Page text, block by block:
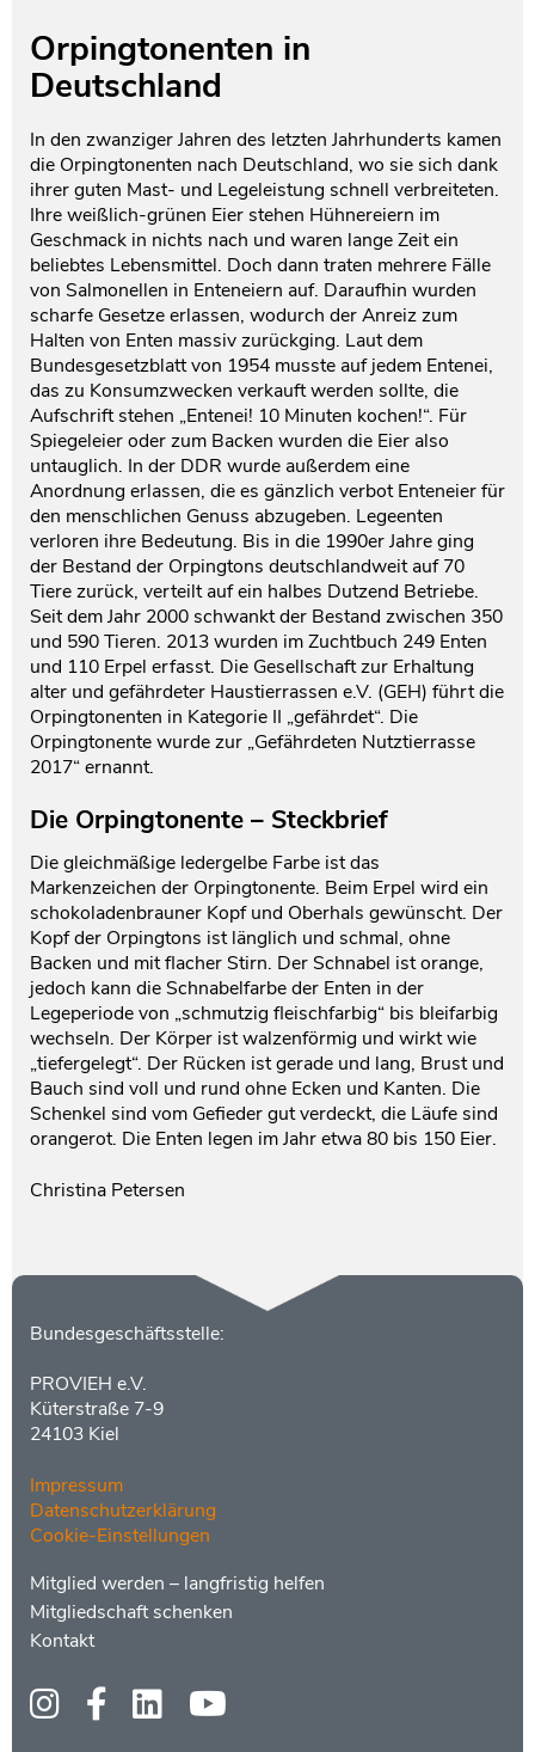
Orpingtonenten in
Deutschland
In den zwanziger Jahren des letzten Jahrhunderts kamen
die Orpingtonenten nach Deutschland, wo sie sich dank
ihrer guten Mast- und Legeleistung schnell verbreiteten.
Ihre weißlich-grünen Eier stehen Hühnereiern im
Geschmack in nichts nach und waren lange Zeit ein
beliebtes Lebensmittel. Doch dann traten mehrere Fälle
von Salmonellen in Enteneiern auf. Daraufhin wurden
scharfe Gesetze erlassen, wodurch der Anreiz zum
Halten von Enten massiv zurückging. Laut dem
Bundesgesetzblatt von 1954 musste auf jedem Entenei,
das zu Konsumzwecken verkauft werden sollte, die
Aufschrift stehen „Entenei! 10 Minuten kochen!“. Für
Spiegeleier oder zum Backen wurden die Eier also
untauglich. In der DDR wurde außerdem eine
Anordnung erlassen, die es gänzlich verbot Enteneier für
den menschlichen Genuss abzugeben. Legeenten
verloren ihre Bedeutung. Bis in die 1990er Jahre ging
der Bestand der Orpingtons deutschlandweit auf 70
Tiere zurück, verteilt auf ein halbes Dutzend Betriebe.
Seit dem Jahr 2000 schwankt der Bestand zwischen 350
und 590 Tieren. 2013 wurden im Zuchtbuch 249 Enten
und 110 Erpel erfasst. Die Gesellschaft zur Erhaltung
alter und gefährdeter Haustierrassen e.V. (GEH) führt die
Orpingtonenten in Kategorie II „gefährdet“. Die
Orpingtonente wurde zur „Gefährdeten Nutztierrasse
2017“ ernannt.
Die Orpingtonente – Steckbrief
Die gleichmäßige ledergelbe Farbe ist das
Markenzeichen der Orpingtonente. Beim Erpel wird ein
schokoladenbrauner Kopf und Oberhals gewünscht. Der
Kopf der Orpingtons ist länglich und schmal, ohne
Backen und mit flacher Stirn. Der Schnabel ist orange,
jedoch kann die Schnabelfarbe der Enten in der
Legeperiode von „schmutzig fleischfarbig“ bis bleifarbig
wechseln. Der Körper ist walzenförmig und wirkt wie
„tiefergelegt“. Der Rücken ist gerade und lang, Brust und
Bauch sind voll und rund ohne Ecken und Kanten. Die
Schenkel sind vom Gefieder gut verdeckt, die Läufe sind
orangerot. Die Enten legen im Jahr etwa 80 bis 150 Eier.
Christina Petersen
Kontakt
Bundesgeschäftsstelle:
PROVIEH e.V.
Küterstraße 7-9
24103 Kiel
Impressum
Datenschutzerklärung
Cookie-Einstellungen
Menüs
Footer
2
Mitglied werden – langfristig helfen
Mitgliedschaft schenken
Kontakt
Social
Media